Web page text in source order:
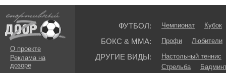
О проекте
Реклама на
дозоре
ФУТБОЛ: Чемпионат Кубок
БОКС & ММА: Профи Любители
ДРУГИЕ ВИДЫ:
Настольный теннис
Стрельба